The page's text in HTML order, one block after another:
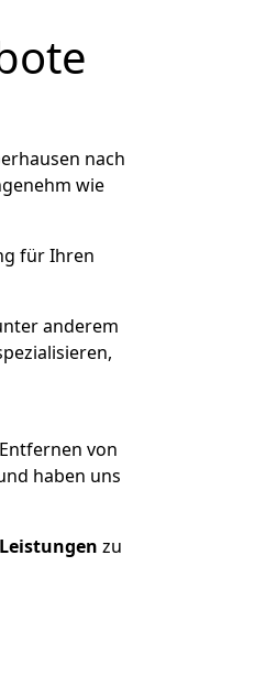
nach
wie
für Ihren
anderem
von
haben uns
zu